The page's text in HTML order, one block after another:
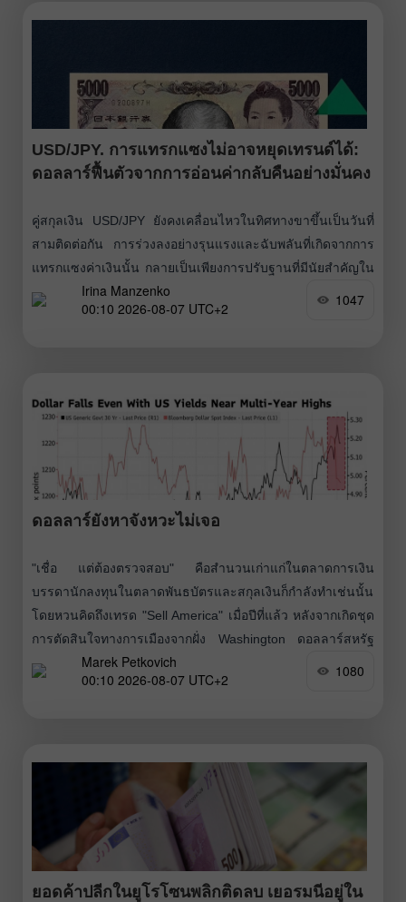
USD/JPY. การแทรกแซงไม่อาจหยุดเทรนด์ได้:
ดอลลาร์ฟื้นตัวจากการอ่อนค่ากลับคืนอย่างมั่นคง
คู่สกุลเงิน USD/JPY ยังคงเคลื่อนไหวในทิศทางขาขึ้นเป็นวันที่
สามติดต่อกัน การร่วงลงอย่างรุนแรงและฉับพลันที่เกิดจากการ
แทรกแซงค่าเงินนั้น กลายเป็นเพียงการปรับฐานที่มีนัยสำคัญใน
ระยะสั้น มากกว่าจะเป็นการกลับตัวของแนวโน้มระยะยาว
ภายในไม่กี่วัน คู่เงินนี้ร่วงลงมากกว่า 850 pips จากระดับ
Irina Manzenko
00:10 2026-08-07 UTC+2
1047
ดอลลาร์ยังหาจังหวะไม่เจอ
"เชื่อ แต่ต้องตรวจสอบ" คือสำนวนเก่าแก่ในตลาดการเงิน
บรรดานักลงทุนในตลาดพันธบัตรและสกุลเงินก็กำลังทำเช่นนั้น
โดยหวนคิดถึงเทรด "Sell America" เมื่อปีที่แล้ว หลังจากเกิดชุด
การตัดสินใจทางการเมืองจากฝั่ง Washington ดอลลาร์สหรัฐ
เริ่มเหนื่อยกับการต้องหาเหตุผลมารองรับ ขณะที่ยูโรได้โอกาส
ใช้ประโยชน์จากความไม่แน่นอนของผู้อื่น ประการแรก ความ
Marek Petkovich
00:10 2026-08-07 UTC+2
1080
ยอดค้าปลีกในยูโรโซนพลิกติดลบ เยอรมนีอยู่ใน